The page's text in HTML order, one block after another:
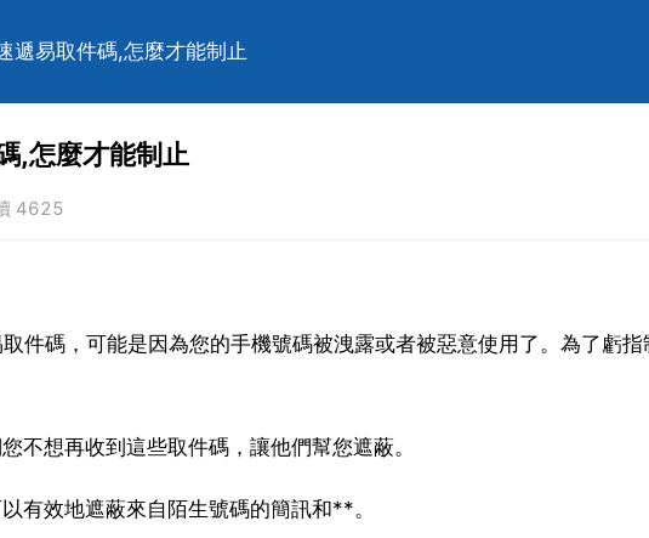
遞易取件碼,怎麼才能制止
,怎麼才能制止
4625
件碼，可能是因為您的手機號碼被洩露或者被惡意使用了。為了虧
不想再收到這些取件碼，讓他們幫您遮蔽。
有效地遮蔽來自陌生號碼的簡訊和**。